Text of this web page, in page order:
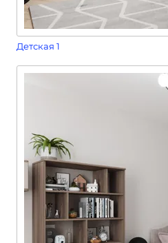
Детская 1